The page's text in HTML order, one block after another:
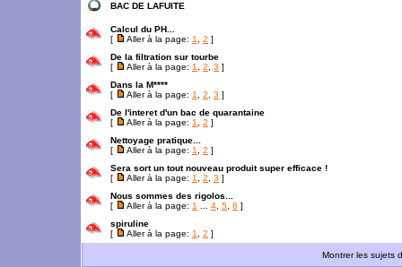
BAC DE LAFUITE
Calcul du PH...
[
Aller à la page: 1 2 ]
De la filtration sur tourbe
[
Aller à la page: 1 2 3 ]
Dans la M****
[
Aller à la page: 1 2 3 ]
De l'interet d'un bac de quarantaine
[
Aller à la page: 1 2 ]
Nettoyage pratique...
[
Aller à la page: 1 2 ]
Sera sort un tout nouveau produit super efficace !
[
Aller à la page: 1 2 3 ]
Nous sommes des rigolos...
[
Aller à la page: 1 4 5 6 ]
spiruline
[
Aller à la page: 1 2 ]
Montrer les sujets